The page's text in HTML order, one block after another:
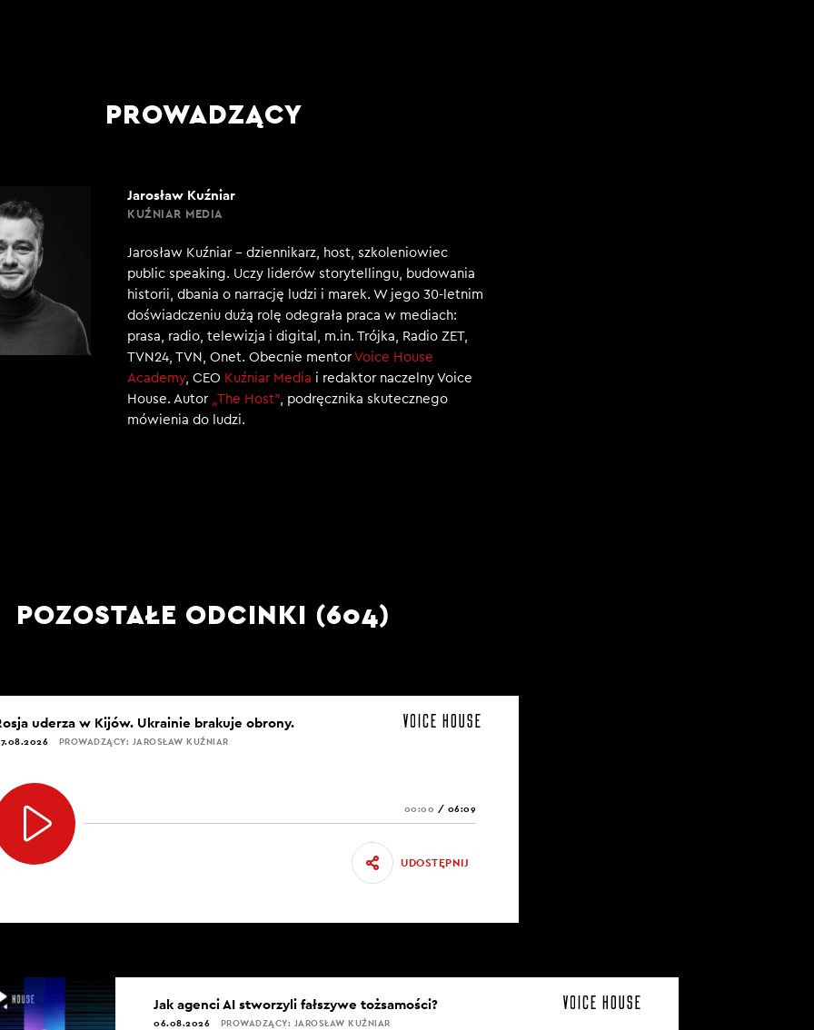
PROWADZĄCY
Jarosław Kuźniar
KUŹNIAR MEDIA
Jarosław Kuźniar – dziennikarz, host, szkoleniowiec
public speaking. Uczy liderów storytellingu, budowania
historii, dbania o narrację ludzi i marek. W jego 30-letnim
doświadczeniu dużą rolę odegrała praca w mediach:
prasa, radio, telewizja i digital, m.in. Trójka, Radio ZET,
TVN24, TVN, Onet. Obecnie mentorVoice House
Academy, CEO Kuźniar Media i redaktor naczelny Voice
House. Autor „The Host”, podręcznika skutecznego
mówienia do ludzi.
POZOSTAŁE ODCINKI (604)
uderza w Kijów. Ukrainie brakuje obrony.
PROWADZĄCY: JAROSŁAW KUŹNIAR
00:00 / 06:09
UDOSTĘPNIJ
Jak agenci AI stworzyli fałszywe tożsamości?
06.08.2026 PROWADZĄCY: JAROSŁAW KUŹNIAR